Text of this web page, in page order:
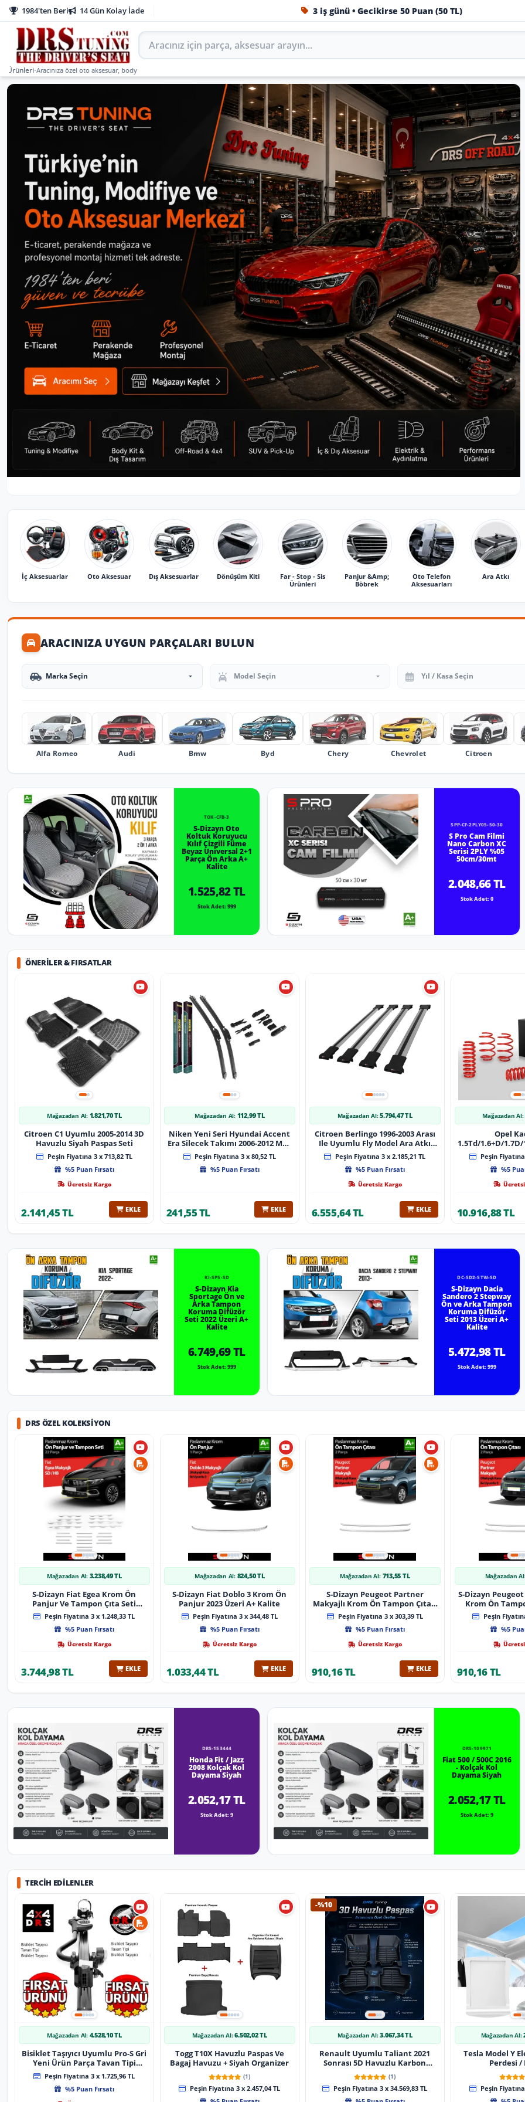
1984'ten Beri 14 Gün Kolay İade 1984'ten beri Türkiye’nin en büyük oto aksesuar ve tuning
Aracınız için parça arayın
Aracınıza özel oto aksesuar, body kit, tuning, SUV, pickup ve off-road ürünlerini DRS Tuning’de marka, model ve yıla göre keşfedin.
İç Aksesuarlar Oto Aksesuar Dış Aksesuarlar Dönüşüm Kiti
Far - Stop - Sis
Ürünleri
Panjur &Amp;
Böbrek
Oto Telefon
Aksesuarları
Ara Atkı
ARACINIZA UYGUN PARÇALARI BULUN
Marka Seçin Model Seçin Yıl Seçin
Alfa Romeo Audi Bmw Byd Chery Chevrolet Citroen
TOK-CFB-3
S-Dizayn Oto
Koltuk Koruyucu
Kılıf Çizgili Füme
Beyaz Universal 2+1
Parça Ön Arka A+
Kalite
1.525,82 TL
Stok Adet: 999
SPP-CF-2PLY05-50-30
S Pro Cam Filmi
Nano Carbon XC
Serisi 2PLY %05
50cm/30mt
2.048,66 TL
Stok Adet: 0
ÖNERILER & FIRSATLAR
Mağazadan Al: 1.821,70 TL
Citroen C1 Uyumlu 2005-2014 3D
Havuzlu Siyah Paspas Seti
Peşin Fiyatına 3 x 713,82 TL
%5 Puan Fırsatı
Ücretsiz Kargo
2.141,45 TL EKLE
Mağazadan Al: 112,99 TL
Niken Yeni Seri Hyundai Accent
Era Silecek Takımı 2006-2012 Muz
Tip Silecek Aparatlı
Peşin Fiyatına 3 x 80,52 TL
%5 Puan Fırsatı
241,55 TL EKLE
Mağazadan Al: 5.794,47 TL
Citroen Berlingo 1996-2003 Arası
Ile Uyumlu Fly Model Ara Atkı
Tavan Barı Gri̇ 4 Adet Bar
Peşin Fiyatına 3 x 2.185,21 TL
%5 Puan Fırsatı
Ücretsiz Kargo
6.555,64 TL EKLE
Mağazadan Al:
Opel
1.5Td/1.6+D/1.7D/
08/1991
Peşin
%5
10.916,88 TL
KI-SP5-SD
S-Dizayn Kia
Sportage Ön ve
Arka Tampon
Koruma Difüzör
Seti 2022 Üzeri A+
Kalite
6.749,69 TL
Stok Adet: 999
DC-SD2-STW-SD
S-Dizayn Dacia
Sandero 2 Stepway
Ön ve Arka Tampon
Koruma Difüzör
Seti 2013 Üzeri A+
Kalite
5.472,98 TL
Stok Adet: 999
DRS ÖZEL KOLEKSIYON
Mağazadan Al: 3.238,49 TL
S-Dizayn Fiat Egea Krom Ön
Panjur Ve Tampon Çıta Seti
Diamond Model 22 Prç. 2020
Üzeri (Parlak Krom)
Peşin Fiyatına 3 x 1.248,33 TL
%5 Puan Fırsatı
Ücretsiz Kargo
3.744,98 TL EKLE
Mağazadan Al: 824,50 TL
S-Dizayn Fiat Doblo 3 Krom Ön
Panjur 2023 Üzeri A+ Kalite
Peşin Fiyatına 3 x 344,48 TL
%5 Puan Fırsatı
Ücretsiz Kargo
1.033,44 TL EKLE
Mağazadan Al: 713,55 TL
S-Dizayn Peugeot Partner
Makyajlı Krom Ön Tampon Çıtası
2 Prç 2023 Üzeri A+ Kalite
Peşin Fiyatına 3 x 303,39 TL
%5 Puan Fırsatı
Ücretsiz Kargo
910,16 TL EKLE
Mağazadan
S-Dizayn
Krom Ön
2024 Üzeri
Peşin
%5
910,16 TL
DRS-153444
Honda Fit / Jazz
2008 Kolçak Kol
Dayama Siyah
2.052,17 TL
Stok Adet: 9
DRS-109971
Fiat 500 / 500C 2016
- Kolçak Kol
Dayama Siyah
2.052,17 TL
Stok Adet: 9
TERCIH EDILENLER
Mağazadan Al: 4.528,10 TL
Bisiklet Taşıyıcı Uyumlu Pro-S Gri
Yeni Ürün Parça Tavan Tipi
Bisiklet Taşıyıcı
Peşin Fiyatına 3 x 1.725,96 TL
%5 Puan Fırsatı
Mağazadan Al: 6.502,02 TL
Togg T10X Havuzlu Paspas Ve
Bagaj Havuzu + Siyah Organizer
(1)
Peşin Fiyatına 3 x 2.457,04 TL
-%10
Mağazadan Al: 3.067,34 TL
Renault Uyumlu Taliant 2021
Sonrası 5D Havuzlu Karbon
Dizayn Paspas Seti
(1)
Peşin Fiyatına 3 x 34.569,83 TL
Mağazadan Al:
Tesla Model Y
Perdesi /
Peşin